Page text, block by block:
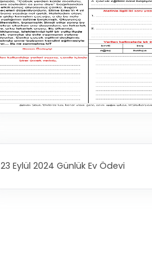
23 Eylül 2024 Günlük Ev Ödevi